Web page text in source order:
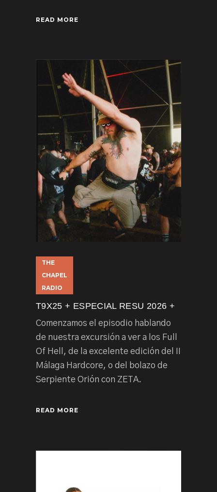
READ MORE
THE
CHAPEL
RADIO
T9X25 + ESPECIAL RESU 2026 +
Comenzamos el episodio hablando
de nuestra excursión a ver a los Full
Of Hell, de la excelente edición del II
Málaga Hardcore, o del bolazo de
Serpiente Orión con ZETA.
READ MORE